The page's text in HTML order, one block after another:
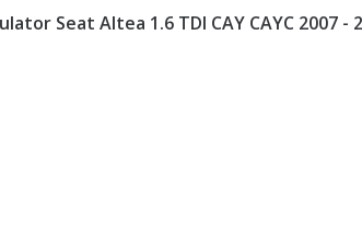
Seat Altea 1.6 TDI CAY CAYC 2007 -